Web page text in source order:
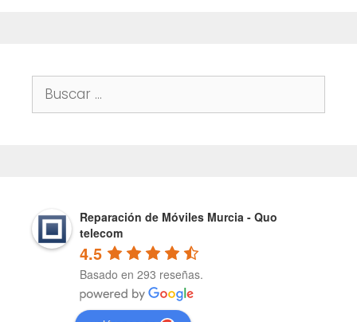
Buscar:
Reparación de Móviles Murcia - Quo
telecom
4.5
Basado en 293 reseñas.